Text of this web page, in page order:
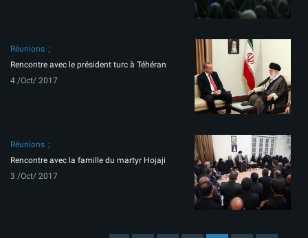
Réunions
Rencontre avec le président turc à Téhéran
4 /Oct/ 2017
Réunions
Rencontre avec la famille du martyr Hojaji
3 /Oct/ 2017